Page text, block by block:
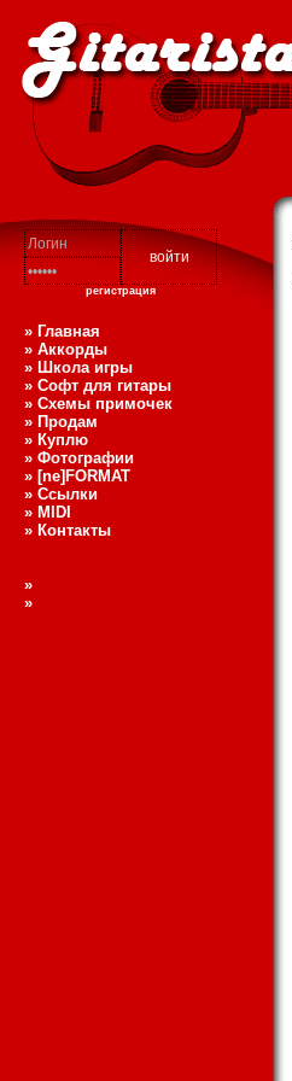
регистрация
» Главная
» Аккорды
» Школа игры
» Софт для гитары
» Схемы примочек
» Продам
» Куплю
» Фотографии
» [ne]FORMAT
» Ссылки
» MIDI
» Контакты
»
»